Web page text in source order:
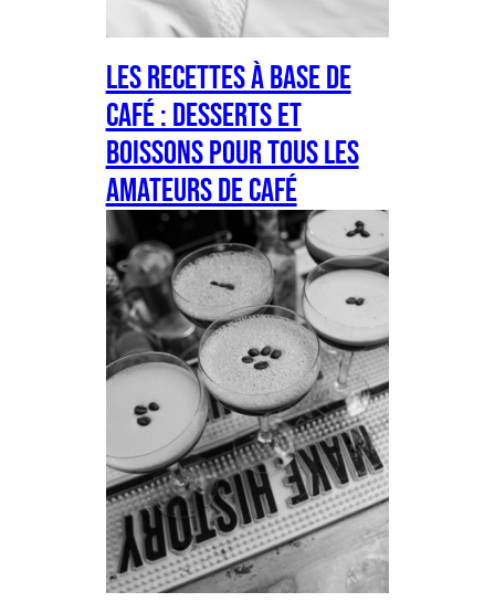
Les Recettes à Base de
Café : Desserts et
Boissons pour Tous les
Amateurs de Café